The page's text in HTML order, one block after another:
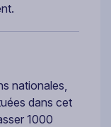
nationales,
dans cet
1000